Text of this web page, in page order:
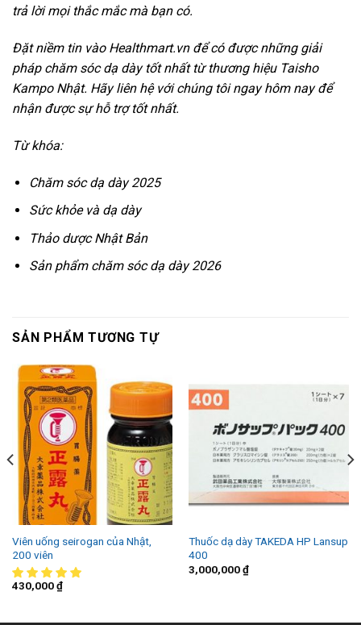
trả lời mọi thắc mắc mà bạn có.
Đặt niềm tin vào Healthmart.vn để có được những giải
pháp chăm sóc dạ dày tốt nhất từ thương hiệu Taisho
Kampo Nhật. Hãy liên hệ với chúng tôi ngay hôm nay để
nhận được sự hỗ trợ tốt nhất.
Từ khóa:
Chăm sóc dạ dày 2025
Sức khỏe và dạ dày
Thảo dược Nhật Bản
Sản phẩm chăm sóc dạ dày 2026
SẢN PHẨM TƯƠNG TỰ
Viên uống seirogan của Nhật,
200 viên
430,000₫
Thuốc dạ dày TAKEDA HP Lansup
400
3,000,000₫